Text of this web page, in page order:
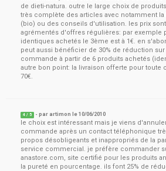
de dieti-natura. outre le large choix de
très complète des articles avec notamment
(bio) ou des conseils d'utilisation. les prix
agrémentés d'offres régulières: par exemple
identiques achetés le 3ème est à 1€. en
peut aussi bénéficier de 30% de réduction
commande à partir de 6 produits achetés
autre bon point: la livraison offerte pour toute
70€.
4 / 5 - par artimon le10/06/2010
le choix est intéressant mais je viens
commande après un contact téléphonique
propos désobligeants et inappropriés de la
service commercial. je préfère commander
anastore.com, site certifié pour les produits
la pureté en pourcentage. ils font 25% de